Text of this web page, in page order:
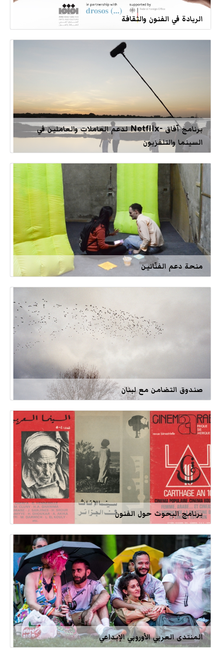
الريادة في الفنون والثقافة
برنامج آفاق -Netflix لدعم العاملات والعاملين في
السينما والتلفزيون
منحة دعم الفنّانين
صندوق التضامن مع لبنان
برنامج البحوث حول الفنون
المنتدى العربي الأوروبي الإبداعي